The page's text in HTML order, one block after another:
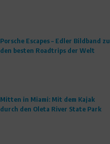
Porsche Escapes – Edler Bildband zu
den besten Roadtrips der Welt
Mitten in Miami: Mit dem Kajak
durch den Oleta River State Park